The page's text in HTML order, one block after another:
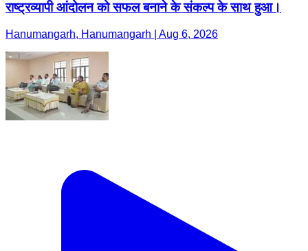
राष्ट्रव्यापी आंदोलन को सफल बनाने के संकल्प के साथ हुआ।
Hanumangarh, Hanumangarh | Aug 6, 2026